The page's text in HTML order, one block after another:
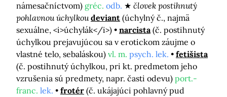
námesačníctvom) gréc. odb.
človek postihnutý
pohlavnou úchylkou deviant (úchylný č., najmä
sexuálne, <i>úchylák</i>)
narcista (č. postihnutý
úchylkou prejavujúcou sa v erotickom záujme o
vlastné telo, sebaláskou) vl. m. psych. lek.
fetišista
(č. postihnutý úchylkou, pri kt. predmetom jeho
vzrušenia sú predmety, napr. časti odevu) port.-
franc. lek. frotér (č. ukájajúci pohlavný pud